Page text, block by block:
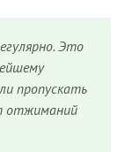
Это
пропускать
отжиманий